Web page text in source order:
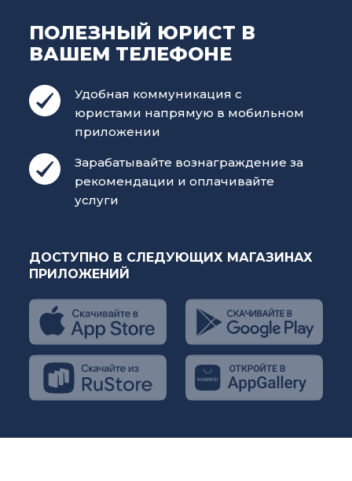
ПОЛЕЗНЫЙ ЮРИСТ В
ВАШЕМ ТЕЛЕФОНЕ
Удобная коммуникация с
юристами напрямую в мобильном
приложении
Зарабатывайте вознаграждение за
рекомендации и оплачивайте
услуги
ДОСТУПНО В СЛЕДУЮЩИХ МАГАЗИНАХ
ПРИЛОЖЕНИЙ